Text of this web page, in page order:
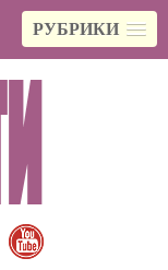
РУБРИКИ